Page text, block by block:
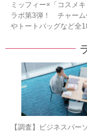
ミッフィー×「コスメ
ラボ第3弾！ チャーム
やトートバッグなど全
【調査】ビジネスパー